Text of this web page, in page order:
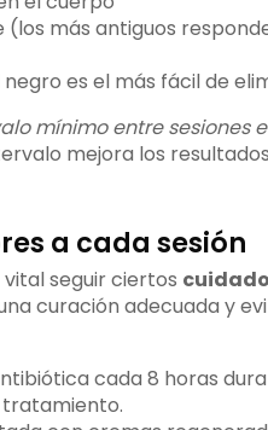
más antiguos
es el más fácil de
mínimo entre sesiones
mejora los
a cada sesión
vital seguir ciertos
curación adecuada y
cada 8 horas
tratamiento.